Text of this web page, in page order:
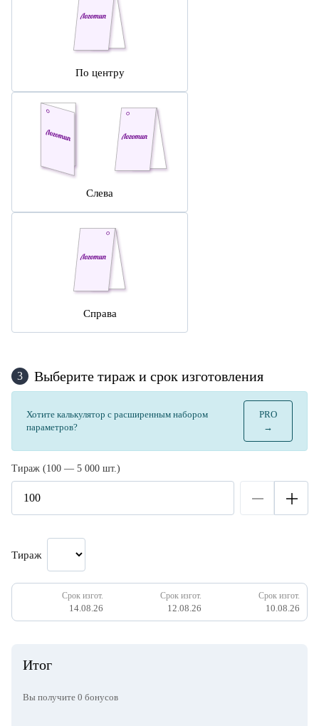
По центру
Слева
Справа
3 Выберите тираж и срок изготовления
Хотите калькулятор с расширенным набором
параметров?
PRO
→
Тираж (100 — 5 000 шт.)
Тираж
Срок изгот.
14.08.26
Срок изгот.
12.08.26
Срок изгот.
10.08.26
Итог
Вы получите 0 бонусов